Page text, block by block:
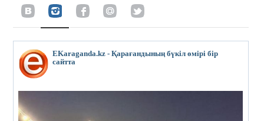
EKaraganda.kz - Қарағандының бүкіл өмірі бір
сайтта